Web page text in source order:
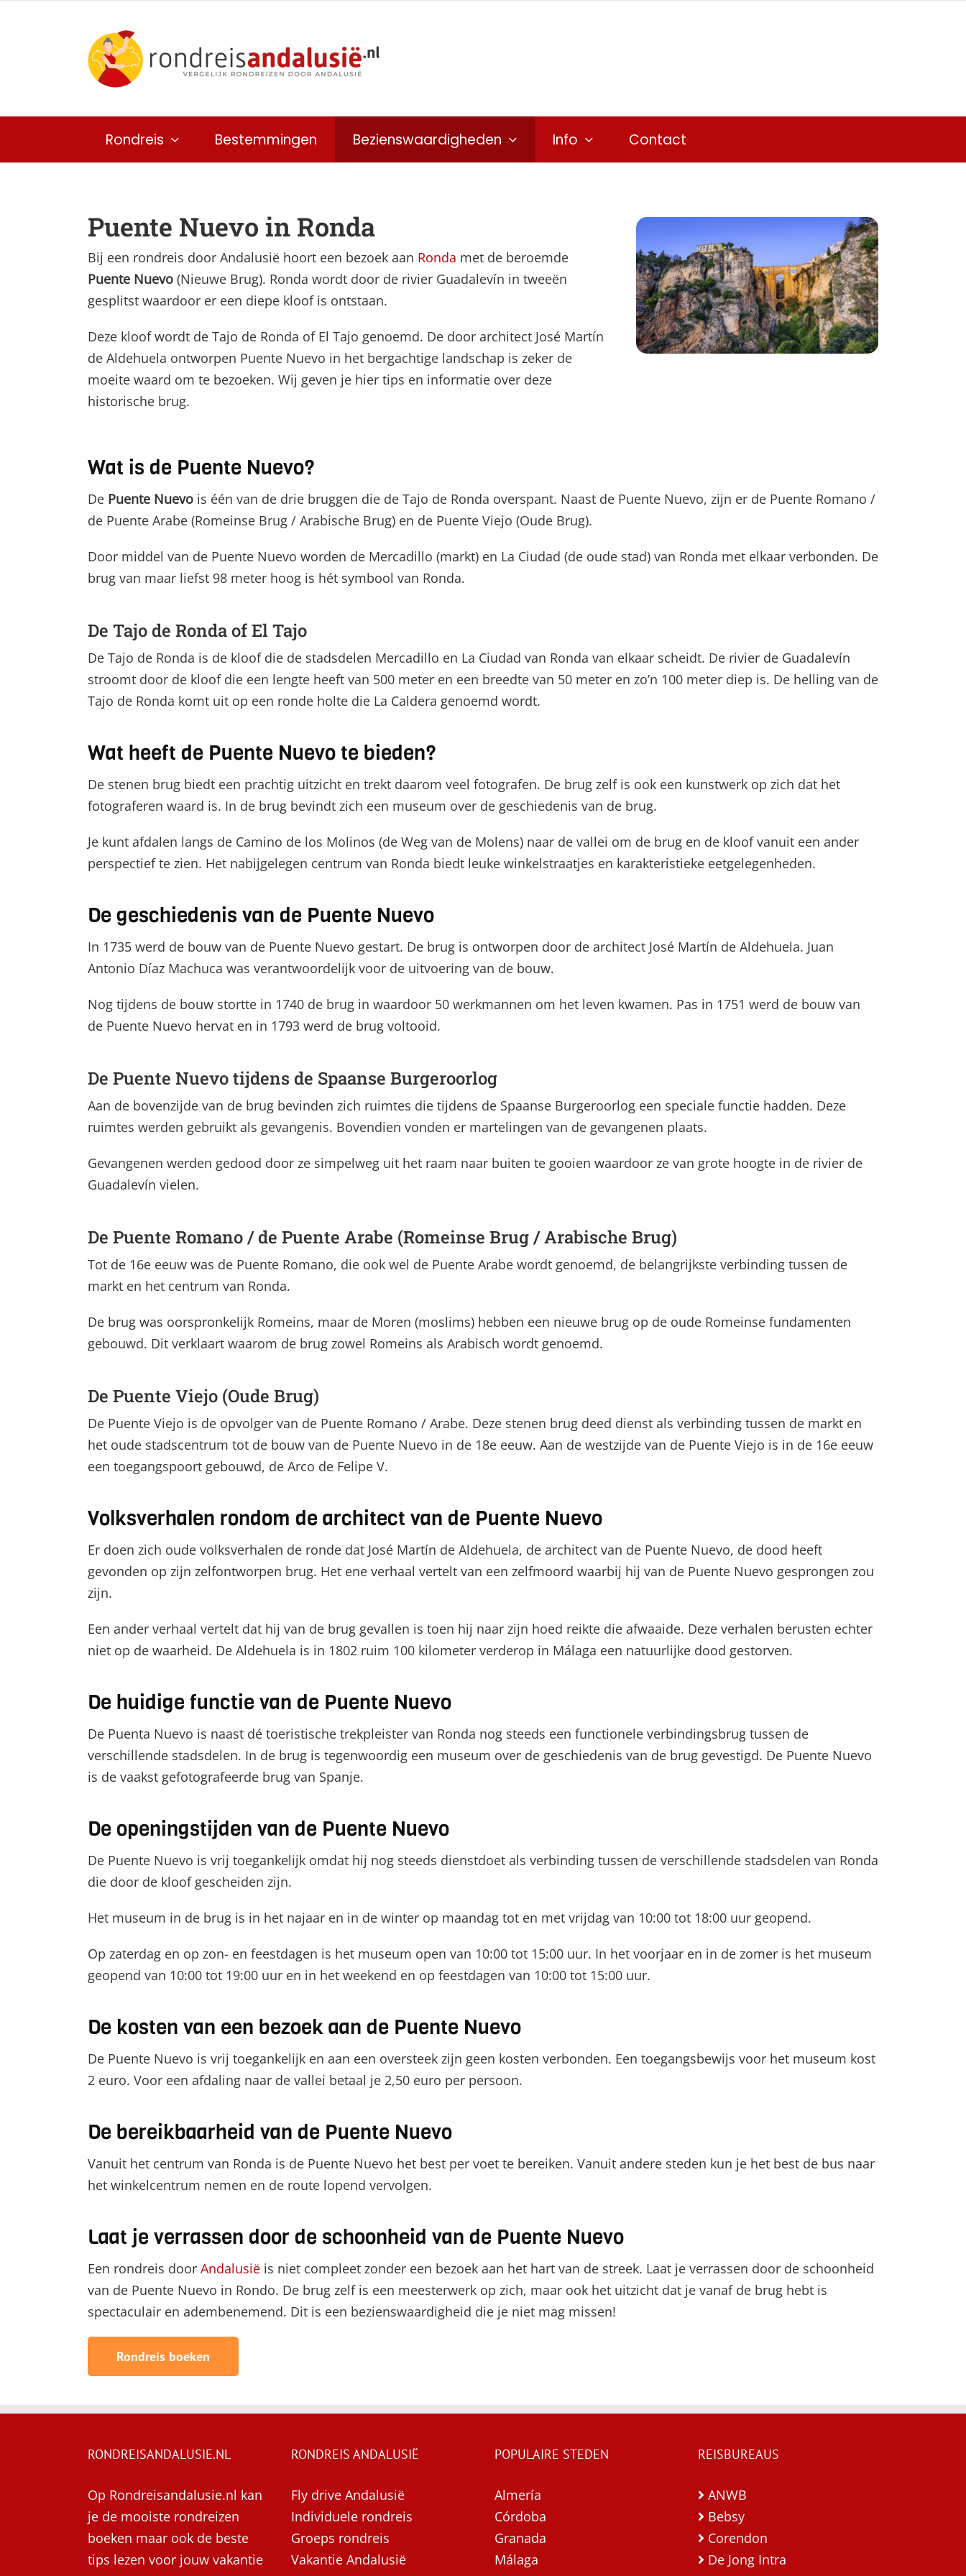
Rondreis Bestemmingen Bezienswaardigheden Info Contact
Puente Nuevo in Ronda
Bij een rondreis door Andalusië hoort een bezoek aan Ronda met de beroemde
Puente Nuevo(Nieuwe Brug). Ronda wordt door de rivier Guadalevín in tweeën
gesplitst waardoor er een diepe kloof is ontstaan.
Deze kloof wordt de Tajo de Ronda of El Tajo genoemd. De door architect José Martín
de Aldehuela ontworpen Puente Nuevo in het bergachtige landschap is zeker de
moeite waard om te bezoeken. Wij geven je hier tips en informatie over deze
historische brug.
Wat is de Puente Nuevo?
De Puente Nuevois één van de drie bruggen die de Tajo de Ronda overspant. Naast de Puente Nuevo, zijn er de Puente Romano /
de Puente Arabe (Romeinse Brug / Arabische Brug) en de Puente Viejo (Oude Brug).
Door middel van de Puente Nuevo worden de Mercadillo (markt) en La Ciudad (de oude stad) van Ronda met elkaar verbonden. De
brug van maar liefst 98 meter hoog is hét symbool van Ronda.
De Tajo de Ronda of El Tajo
De Tajo de Ronda is de kloof die de stadsdelen Mercadillo en La Ciudad van Ronda van elkaar scheidt. De rivier de Guadalevín
stroomt door de kloof die een lengte heeft van 500 meter en een breedte van 50 meter en zo’n 100 meter diep is. De helling van de
Tajo de Ronda komt uit op een ronde holte die La Caldera genoemd wordt.
Wat heeft de Puente Nuevo te bieden?
De stenen brug biedt een prachtig uitzicht en trekt daarom veel fotografen. De brug zelf is ook een kunstwerk op zich dat het
fotograferen waard is. In de brug bevindt zich een museum over de geschiedenis van de brug.
Je kunt afdalen langs de Camino de los Molinos (de Weg van de Molens) naar de vallei om de brug en de kloof vanuit een ander
perspectief te zien. Het nabijgelegen centrum van Ronda biedt leuke winkelstraatjes en karakteristieke eetgelegenheden.
De geschiedenis van de Puente Nuevo
In 1735 werd de bouw van de Puente Nuevo gestart. De brug is ontworpen door de architect José Martín de Aldehuela. Juan
Antonio Díaz Machuca was verantwoordelijk voor de uitvoering van de bouw.
Nog tijdens de bouw stortte in 1740 de brug in waardoor 50 werkmannen om het leven kwamen. Pas in 1751 werd de bouw van
de Puente Nuevo hervat en in 1793 werd de brug voltooid.
De Puente Nuevo tijdens de Spaanse Burgeroorlog
Aan de bovenzijde van de brug bevinden zich ruimtes die tijdens de Spaanse Burgeroorlog een speciale functie hadden. Deze
ruimtes werden gebruikt als gevangenis. Bovendien vonden er martelingen van de gevangenen plaats.
Gevangenen werden gedood door ze simpelweg uit het raam naar buiten te gooien waardoor ze van grote hoogte in de rivier de
Guadalevín vielen.
De Puente Romano / de Puente Arabe (Romeinse Brug / Arabische Brug)
Tot de 16e eeuw was de Puente Romano, die ook wel de Puente Arabe wordt genoemd, de belangrijkste verbinding tussen de
markt en het centrum van Ronda.
De brug was oorspronkelijk Romeins, maar de Moren (moslims) hebben een nieuwe brug op de oude Romeinse fundamenten
gebouwd. Dit verklaart waarom de brug zowel Romeins als Arabisch wordt genoemd.
De Puente Viejo (Oude Brug)
De Puente Viejo is de opvolger van de Puente Romano / Arabe. Deze stenen brug deed dienst als verbinding tussen de markt en
het oude stadscentrum tot de bouw van de Puente Nuevo in de 18e eeuw. Aan de westzijde van de Puente Viejo is in de 16e eeuw
een toegangspoort gebouwd, de Arco de Felipe V.
Volksverhalen rondom de architect van de Puente Nuevo
Er doen zich oude volksverhalen de ronde dat José Martín de Aldehuela, de architect van de Puente Nuevo, de dood heeft
gevonden op zijn zelfontworpen brug. Het ene verhaal vertelt van een zelfmoord waarbij hij van de Puente Nuevo gesprongen zou
zijn.
Een ander verhaal vertelt dat hij van de brug gevallen is toen hij naar zijn hoed reikte die afwaaide. Deze verhalen berusten echter
niet op de waarheid. De Aldehuela is in 1802 ruim 100 kilometer verderop in Málaga een natuurlijke dood gestorven.
De huidige functie van de Puente Nuevo
De Puenta Nuevo is naast dé toeristische trekpleister van Ronda nog steeds een functionele verbindingsbrug tussen de
verschillende stadsdelen. In de brug is tegenwoordig een museum over de geschiedenis van de brug gevestigd. De Puente Nuevo
is de vaakst gefotografeerde brug van Spanje.
De openingstijden van de Puente Nuevo
De Puente Nuevo is vrij toegankelijk omdat hij nog steeds dienstdoet als verbinding tussen de verschillende stadsdelen van Ronda
die door de kloof gescheiden zijn.
Het museum in de brug is in het najaar en in de winter op maandag tot en met vrijdag van 10:00 tot 18:00 uur geopend.
Op zaterdag en op zon- en feestdagen is het museum open van 10:00 tot 15:00 uur. In het voorjaar en in de zomer is het museum
geopend van 10:00 tot 19:00 uur en in het weekend en op feestdagen van 10:00 tot 15:00 uur.
De kosten van een bezoek aan de Puente Nuevo
De Puente Nuevo is vrij toegankelijk en aan een oversteek zijn geen kosten verbonden. Een toegangsbewijs voor het museum kost
2 euro. Voor een afdaling naar de vallei betaal je 2,50 euro per persoon.
De bereikbaarheid van de Puente Nuevo
Vanuit het centrum van Ronda is de Puente Nuevo het best per voet te bereiken. Vanuit andere steden kun je het best de bus naar
het winkelcentrum nemen en de route lopend vervolgen.
Laat je verrassen door de schoonheid van de Puente Nuevo
Een rondreis door Andalusiëis niet compleet zonder een bezoek aan het hart van de streek. Laat je verrassen door de schoonheid
van de Puente Nuevo in Rondo. De brug zelf is een meesterwerk op zich, maar ook het uitzicht dat je vanaf de brug hebt is
spectaculair en adembenemend. Dit is een bezienswaardigheid die je niet mag missen!
Rondreis boeken
RONDREISANDALUSIE.NL
Op Rondreisandalusie.nl kan
je de mooiste rondreizen
boeken maar ook de beste
tips lezen voor jouw vakantie
RONDREIS ANDALUSIË
Fly drive Andalusië
Individuele rondreis
Groeps rondreis
Vakantie Andalusië
POPULAIRE STEDEN
Almería
Córdoba
Granada
Málaga
REISBUREAUS
ANWB
Bebsy
Corendon
De Jong Intra